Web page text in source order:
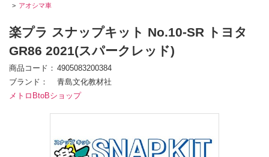
アオシマ車
楽プラ スナップキット No.10-SR トヨタ
GR86 2021(スパークレッド)
商品コード
4905083200384
ブランド
青島文化教材社
メトロBtoBショップ